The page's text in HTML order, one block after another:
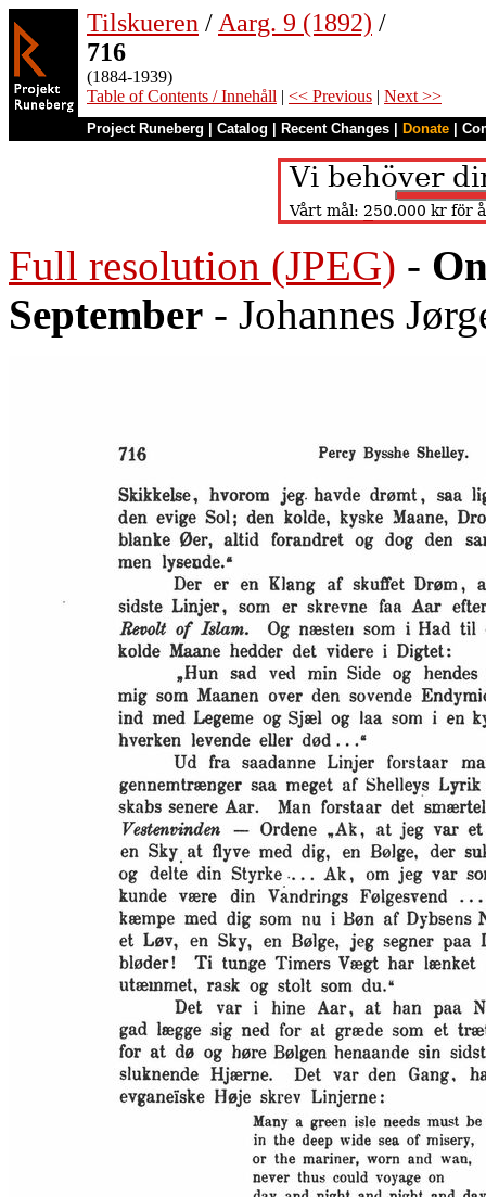
Tilskueren / Aarg. 9 (1892) /
716
(1884-1939)
Table of Contents / Innehåll | << Previous | Next >>
Project Runeberg Catalog Recent Changes Donate
Full resolution (JPEG) -
September - Johannes